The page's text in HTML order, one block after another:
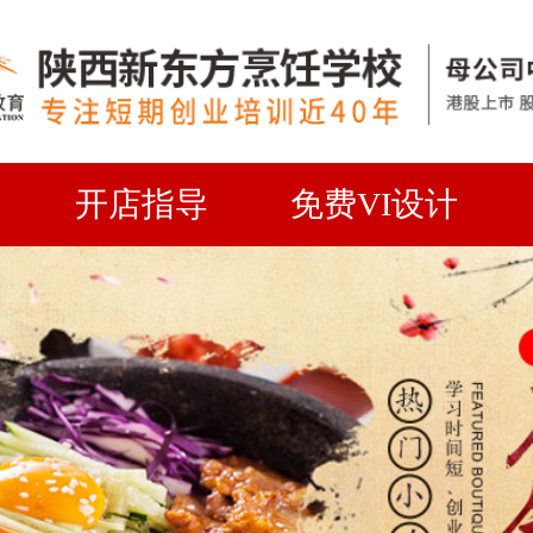
开店指导 免费VI设计